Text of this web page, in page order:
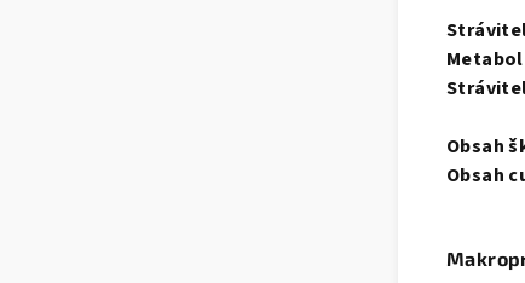
Obsah
Obsah